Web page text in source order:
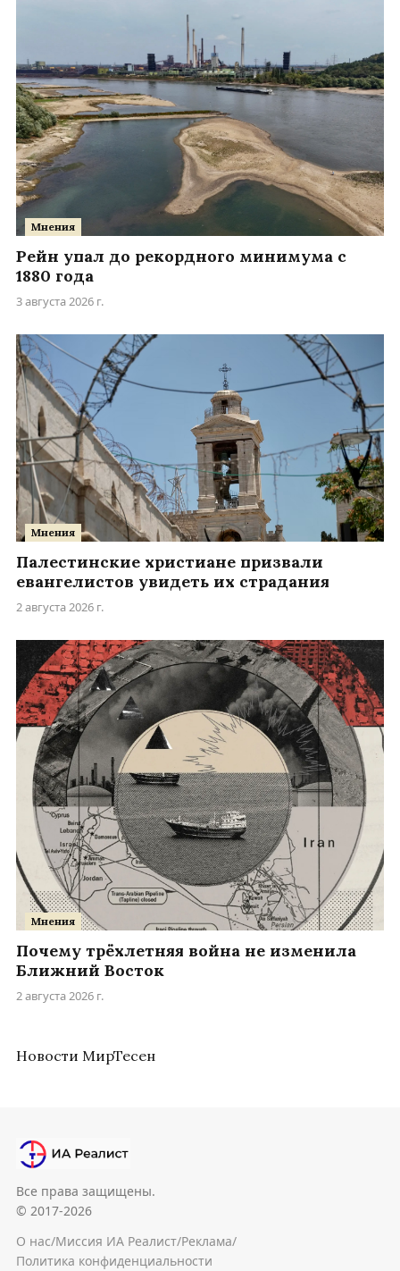
Мнения
Рейн упал до рекордного минимума с
1880 года
3 августа 2026 г.
Мнения
Палестинские христиане призвали
евангелистов увидеть их страдания
2 августа 2026 г.
Мнения
Почему трёхлетняя война не изменила
Ближний Восток
2 августа 2026 г.
Новости МирТесен
Все права защищены.
© 2017-2026
О нас/Миссия ИА Реалист/Реклама/
Политика конфиденциальности